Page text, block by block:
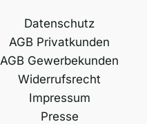
Datenschutz
AGB Privatkunden
AGB Gewerbekunden
Widerrufsrecht
Impressum
Presse